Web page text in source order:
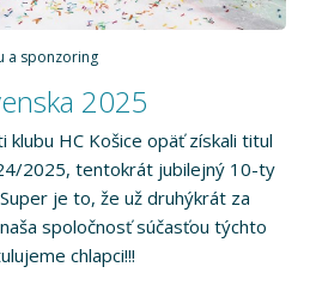
a sponzoring
2025
klubu HC Košice opäť získali titul
2025, tentokrát jubilejný 10-ty
je to, že už druhýkrát za
spoločnosť súčasťou týchto
chlapci!!!